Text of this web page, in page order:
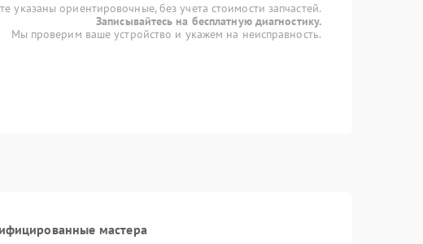
указаны ориентировочные, без учета стоимости запчастей.
Записывайтесь на бесплатную диагностику.
Мы проверим ваше устройство и укажем на неисправность.
мастера